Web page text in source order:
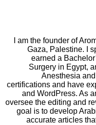
I am the founder of
Gaza, Palestine. I
earned a
Surgery in Egypt,
Anesthesia
certifications and have
and WordPress. As
oversee the editing and
goal is to develop
accurate articles